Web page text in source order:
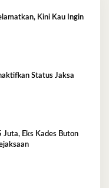
Kini Kau Ingin
Status Jaksa
Juta, Eks Kades Buton